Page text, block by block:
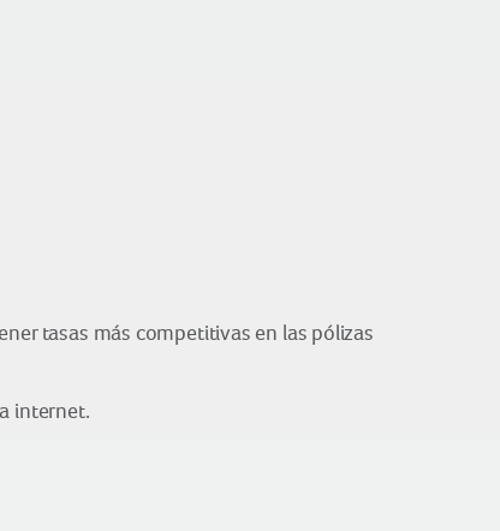
tasas más competitivas en las pólizas
internet.